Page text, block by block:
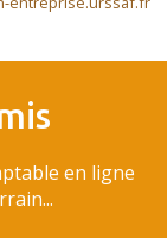
en ligne